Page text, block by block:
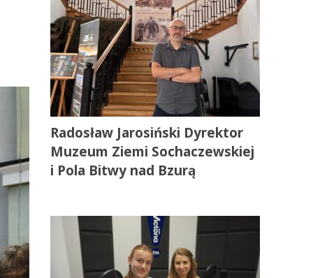
Radosław Jarosiński Dyrektor
Muzeum Ziemi Sochaczewskiej
i Pola Bitwy nad Bzurą